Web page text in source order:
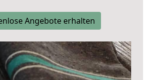
Angebote erhalten